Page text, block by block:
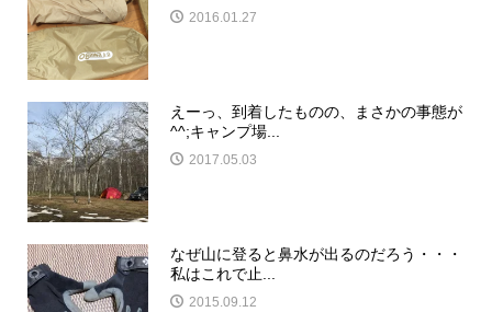
2016.01.27
えーっ、到着したものの、まさかの事態が
^^;キャンプ場...
2017.05.03
なぜ山に登ると鼻水が出るのだろう・・・
私はこれで止...
2015.09.12